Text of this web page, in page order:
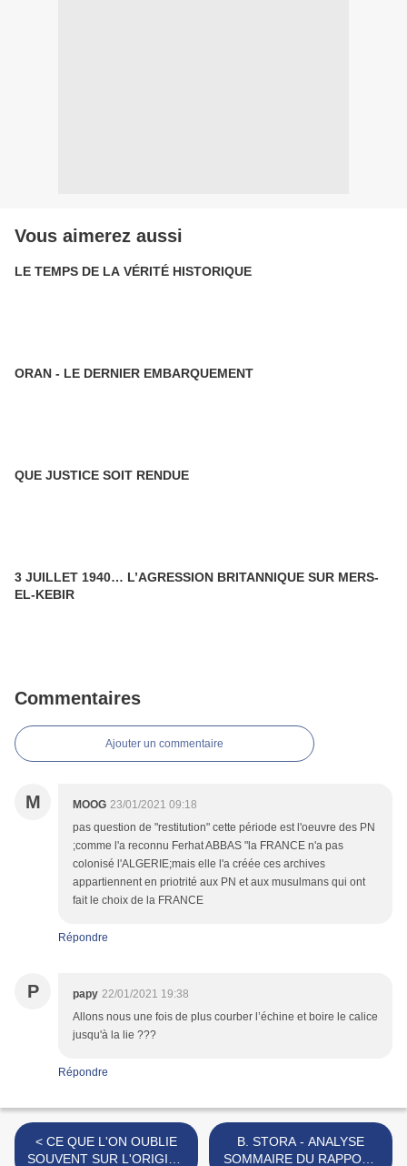
Vous aimerez aussi
LE TEMPS DE LA VÉRITÉ HISTORIQUE
ORAN - LE DERNIER EMBARQUEMENT
QUE JUSTICE SOIT RENDUE
3 JUILLET 1940… L’AGRESSION BRITANNIQUE SUR MERS-
EL-KEBIR
Commentaires
Ajouter un commentaire
M MOOG 23/01/2021 09:18
pas question de "restitution" cette période est l'oeuvre des PN
;comme l'a reconnu Ferhat ABBAS "la FRANCE n'a pas
colonisé l'ALGERIE;mais elle l'a créée ces archives
appartiennent en priotrité aux PN et aux musulmans qui ont
fait le choix de la FRANCE
Répondre
P papy 22/01/2021 19:38
Allons nous une fois de plus courber l’échine et boire le calice
jusqu'à la lie ???
Répondre
< CE QUE L'ON OUBLIE
SOUVENT SUR L'ORIGINE
B. STORA - ANALYSE
SOMMAIRE DU RAPPORT